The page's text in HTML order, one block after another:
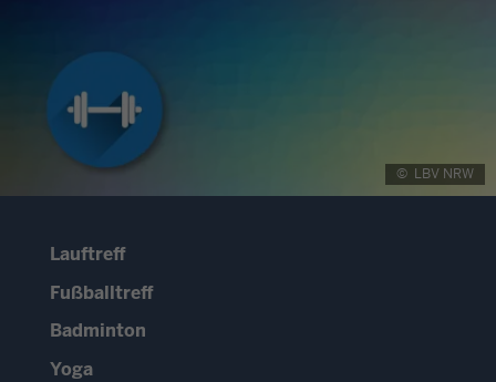
© LBV NRW
Lauftreff
Fußballtreff
Badminton
Yoga